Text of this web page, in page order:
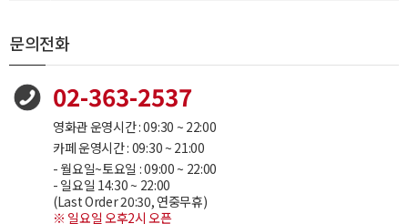
문의전화
02-363-2537
영화관 운영시간 : 09:30 ~ 22:00
카페 운영시간 : 09:30 ~ 21:00
- 월요일~토요일 : 09:00 ~ 22:00
- 일요일 14:30 ~ 22:00
(Last Order 20:30, 연중무휴)
※ 일요일 오후2시 오픈